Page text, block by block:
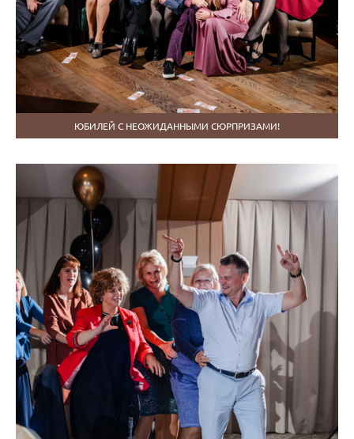
ЮБИЛЕЙ С НЕОЖИДАННЫМИ СЮРПРИЗАМИ!